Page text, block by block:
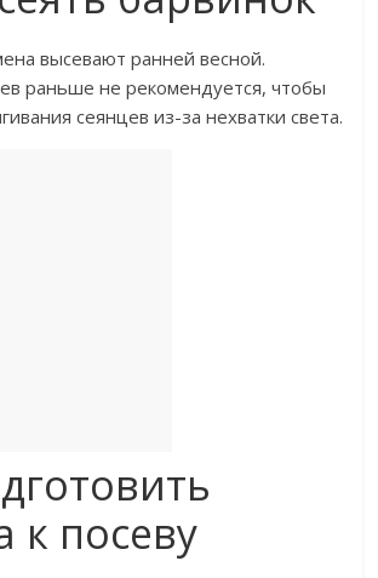
высевают ранней весной.
раньше не рекомендуется, чтобы
сеянцев из-за нехватки света.
к посеву